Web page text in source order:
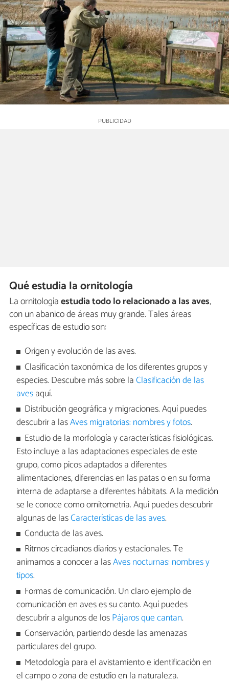
Qué estudia la ornitología
La ornitologíaestudia todo lo relacionado a las aves,
con un abanico de áreas muy grande. Tales áreas
específicas de estudio son:
Origen y evolución de las aves.
Clasificación taxonómica de los diferentes grupos y
especies. Descubre más sobre laClasificación de las
avesaquí.
Distribución geográfica y migraciones. Aquí puedes
descubrir a lasAves migratorias: nombres y fotos.
Estudio de la morfología y características fisiológicas.
Esto incluye a las adaptaciones especiales de este
grupo, como picos adaptados a diferentes
alimentaciones, diferencias en las patas o en su forma
interna de adaptarse a diferentes hábitats. A la medición
se le conoce como ornitometría. Aquí puedes descubrir
algunas de lasCaracterísticas de las aves.
Conducta de las aves.
Ritmos circadianos diarios y estacionales. Te
animamos a conocer a lasAves nocturnas: nombres y
tipos.
Formas de comunicación. Un claro ejemplo de
comunicación en aves es su canto. Aquí puedes
descubrir a algunos de losPájaros que cantan.
Conservación, partiendo desde las amenazas
particulares del grupo.
Metodología para el avistamiento e identificación en
el campo o zona de estudio en la naturaleza.